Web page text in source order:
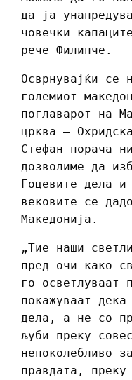
да ја
човечки
рече Филипче.
Осврнувајќи се
големиот
поглаварот на
црква –
Стефан порача
дозволиме да
Гоцевите дела
вековите се
Македонија.
„Тие наши
пред очи како
го осветлуваат
покажуваат
дела, а не со
љуби преку
непоколебливо
правдата, преку